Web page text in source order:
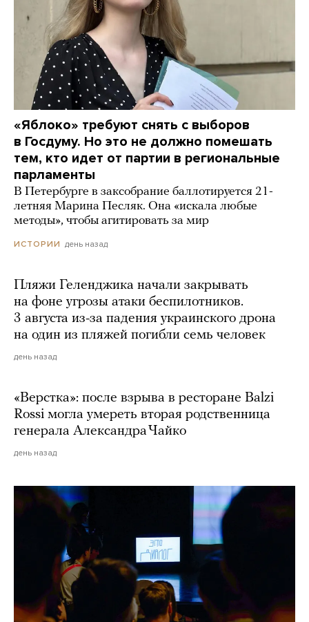
«Яблоко» требуют снять с выборов
в Госдуму. Но это не должно помешать
тем, кто идет от партии в региональные
парламенты
В Петербурге в заксобрание баллотируется 21-
летняя Марина Песляк. Она «искала любые
методы», чтобы агитировать за мир
ИСТОРИИ день назад
Пляжи Геленджика начали закрывать
на фоне угрозы атаки беспилотников.
3 августа из-за падения украинского дрона
на один из пляжей погибли семь человек
день назад
«Верстка»: после взрыва в ресторане Balzi
Rossi могла умереть вторая родственница
генерала Александра Чайко
день назад